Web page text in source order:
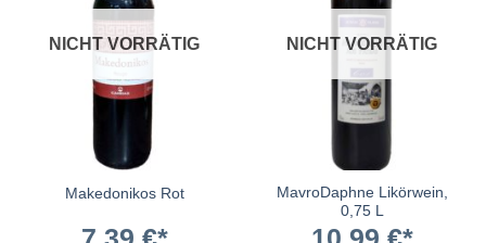
NICHT VORRÄTIG
Makedonikos Rot
NICHT VORRÄTIG
MavroDaphne Likörwein,
0,75 L